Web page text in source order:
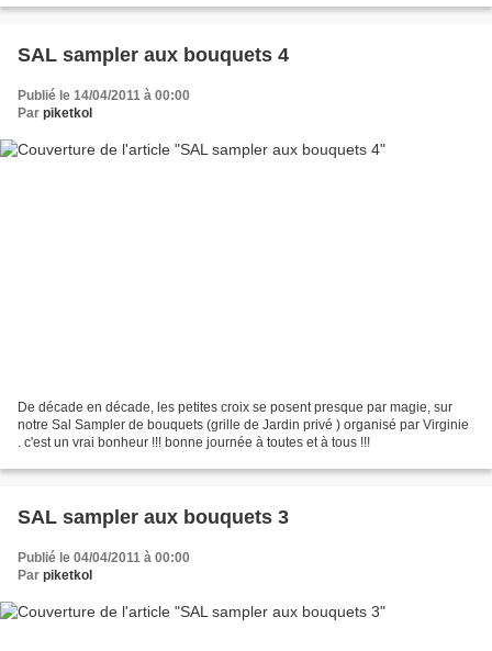
SAL sampler aux bouquets 4
Publié le 14/04/2011 à 00:00
Par piketkol
De décade en décade, les petites croix se posent presque par magie, sur
notre Sal Sampler de bouquets (grille de Jardin privé ) organisé par Virginie
. c'est un vrai bonheur !!! bonne journée à toutes et à tous !!!
SAL sampler aux bouquets 3
Publié le 04/04/2011 à 00:00
Par piketkol